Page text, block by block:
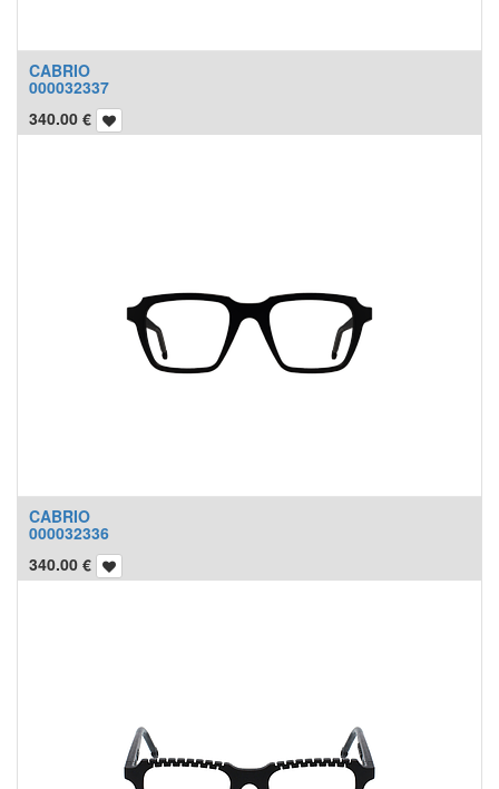
CABRIO
000032337
340.00 €
CABRIO
000032336
340.00 €